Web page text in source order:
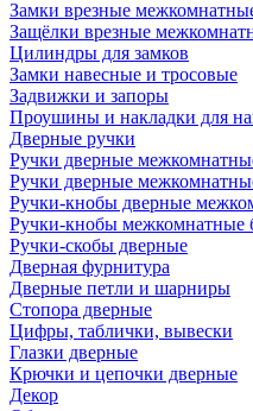
Замки врезные
Защёлки врезные
Цилиндры для замков
Замки навесные и тросовые
Задвижки и запоры
Проушины и накладки для
Дверные ручки
Ручки дверные
Ручки дверные
Ручки-кнобы дверные
Ручки-кнобы межкомнатные
Ручки-скобы дверные
Дверная фурнитура
Дверные петли и шарниры
Стопора дверные
Цифры, таблички, вывески
Глазки дверные
Крючки и цепочки дверные
Декор